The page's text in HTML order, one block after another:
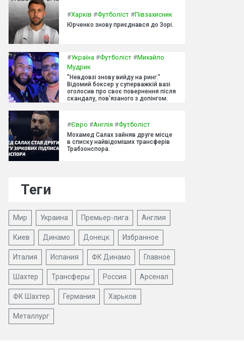
#Харків #Футболіст #Півзахисник
Юрченко знову приєднався до Зорі.
#Україна #Футболіст #Михайло
Мудрик
"Невдовзі знову вийду на ринг."
Відомий боксер у суперважкій вазі
оголосив про своє повернення після
скандалу, пов'язаного з допінгом.
#Євро #Англія #Футболіст
Мохамед Салах зайняв друге місце
в списку найвідоміших трансферів
Трабзонспора.
Теги
Мир Украина Премьер-лига Англия
Киев Динамо Донецк Избранное
Италия Испания ФК Динамо Главное
Шахтер Трансферы Россия Арсенал
ФК Шахтер Германия Харьков
Металлург